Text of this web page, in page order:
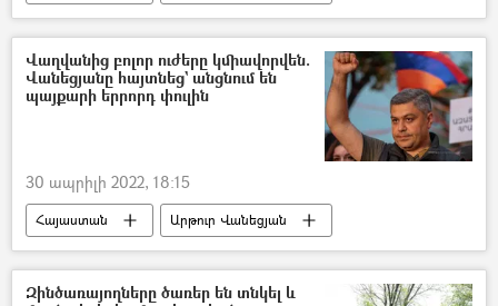
Արցախ
Վաղվանից բոլոր ուժերը կմիավորվեն.
Վանեցյանը հայտնեց` անցնում են
պայքարի երրորդ փուլին
30 ապրիլի 2022, 18:15
Հայաստան
Արթուր Վանեցյան
ընդդիմություն
Զինծառայողները ծառեր են տնկել և